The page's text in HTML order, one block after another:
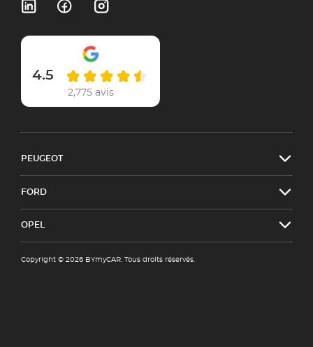
4.5
2,775 avis
PEUGEOT
FORD
OPEL
Copyright © 2026 BYmyCAR. Tous droits réservés.